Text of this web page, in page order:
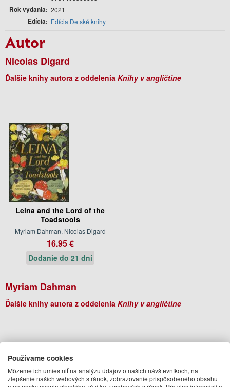
Rok vydania 2021
Edícia Edícia Detské knihy
Autor
Nicolas Digard
Ďalšie knihy autora z oddelenia Knihy v angličtine
Leina and the Lord of the
Toadstools
Myriam Dahman, Nicolas Digard
16.95 €
Dodanie do 21 dní
Myriam Dahman
Ďalšie knihy autora z oddelenia Knihy v angličtine
Používame cookies
Môžeme ich umiestniť na analýzu údajov o našich návštevníkoch, na
zlepšenie našich webových stránok, zobrazovanie prispôsobeného obsahu